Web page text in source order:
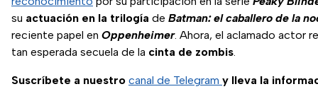
su actuación en la trilogía de Batman: el caballero de la
reciente papel en Oppenheimer. Ahora, el aclamado actor
tan esperada secuela de la cinta de zombis.
Suscríbete a nuestro canal de Telegram y lleva la